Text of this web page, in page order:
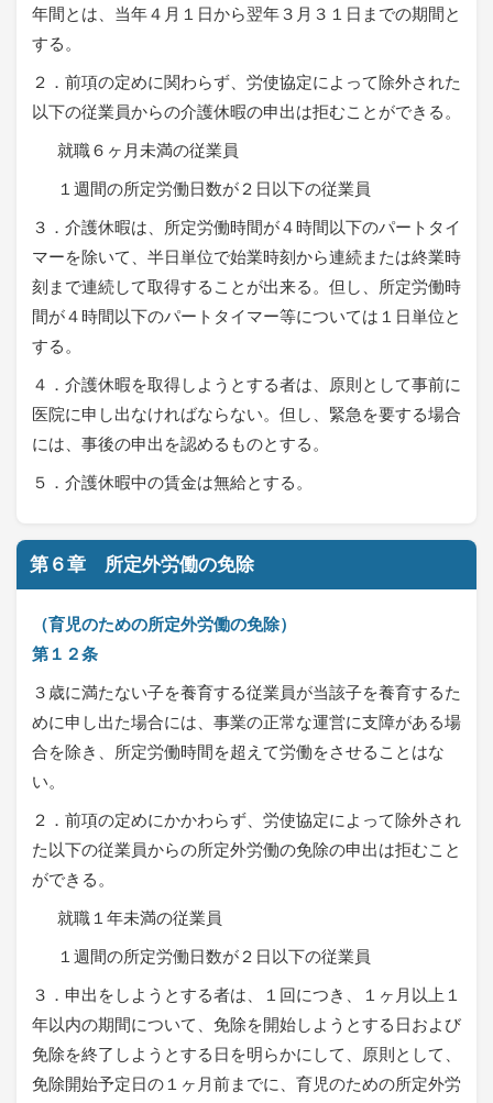
年間とは、当年４月１日から翌年３月３１日までの期間と
する。
２．前項の定めに関わらず、労使協定によって除外された
以下の従業員からの介護休暇の申出は拒むことができる。
就職６ヶ月未満の従業員
１週間の所定労働日数が２日以下の従業員
３．介護休暇は、所定労働時間が４時間以下のパートタイ
マーを除いて、半日単位で始業時刻から連続または終業時
刻まで連続して取得することが出来る。但し、所定労働時
間が４時間以下のパートタイマー等については１日単位と
する。
４．介護休暇を取得しようとする者は、原則として事前に
医院に申し出なければならない。但し、緊急を要する場合
には、事後の申出を認めるものとする。
５．介護休暇中の賃金は無給とする。
第６章 所定外労働の免除
（育児のための所定外労働の免除）
第１２条
３歳に満たない子を養育する従業員が当該子を養育するた
めに申し出た場合には、事業の正常な運営に支障がある場
合を除き、所定労働時間を超えて労働をさせることはな
い。
２．前項の定めにかかわらず、労使協定によって除外され
た以下の従業員からの所定外労働の免除の申出は拒むこと
ができる。
就職１年未満の従業員
１週間の所定労働日数が２日以下の従業員
３．申出をしようとする者は、１回につき、１ヶ月以上１
年以内の期間について、免除を開始しようとする日および
免除を終了しようとする日を明らかにして、原則として、
免除開始予定日の１ヶ月前までに、育児のための所定外労